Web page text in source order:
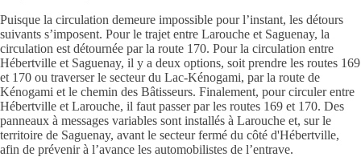
Puisque la circulation demeure impossible pour l’instant, les détours
suivants s’imposent. Pour le trajet entre Larouche et Saguenay, la
circulation est détournée par la route 170. Pour la circulation entre
Hébertville et Saguenay, il y a deux options, soit prendre les routes 169
et 170 ou traverser le secteur du Lac-Kénogami, par la route de
Kénogami et le chemin des Bâtisseurs. Finalement, pour circuler entre
Hébertville et Larouche, il faut passer par les routes 169 et 170. Des
panneaux à messages variables sont installés à Larouche et, sur le
territoire de Saguenay, avant le secteur fermé du côté d'Hébertville,
afin de prévenir à l’avance les automobilistes de l’entrave.